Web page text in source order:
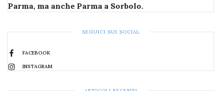
Parma, ma anche Parma a Sorbolo.
SEGUICI SUI SOCIAL
FACEBOOK
INSTAGRAM